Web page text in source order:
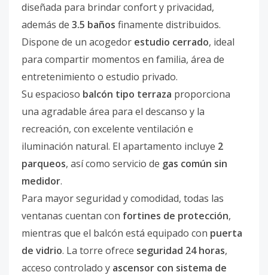
diseñada para brindar confort y privacidad,
además de 3.5 baños finamente distribuidos.
Dispone de un acogedor estudio cerrado, ideal
para compartir momentos en familia, área de
entretenimiento o estudio privado.
Su espacioso balcón tipo terraza proporciona
una agradable área para el descanso y la
recreación, con excelente ventilación e
iluminación natural. El apartamento incluye 2
parqueos, así como servicio de gas común sin
medidor.
Para mayor seguridad y comodidad, todas las
ventanas cuentan con fortines de protección,
mientras que el balcón está equipado con puerta
de vidrio. La torre ofrece seguridad 24 horas,
acceso controlado y ascensor con sistema de